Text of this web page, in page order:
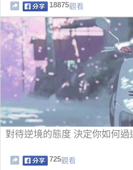
18875觀看
對待逆境的態度 決定你如何過
725觀看